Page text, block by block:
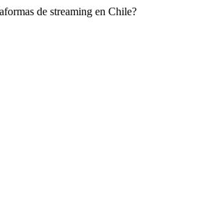
de streaming en Chile?